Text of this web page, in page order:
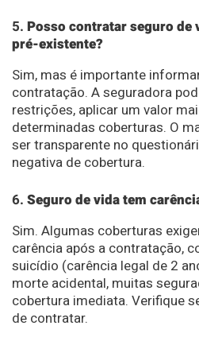
5. Posso contratar seguro de
pré-existente?
Sim, mas é importante
contratação. A seguradora
restrições, aplicar um valor
determinadas coberturas. O
ser transparente no
negativa de cobertura.
6. Seguro de vida tem
Sim. Algumas coberturas
carência após a contratação,
suicídio (carência legal de 2
morte acidental, muitas
cobertura imediata. Verifique
de contratar.